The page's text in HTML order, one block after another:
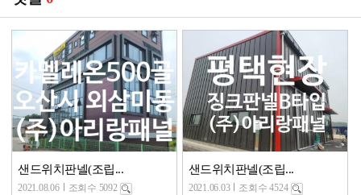
샌드위치판넬(조립...
2021.08.06 조회수 5092
샌드위치판넬(조립...
2021.06.03 조회수 4524